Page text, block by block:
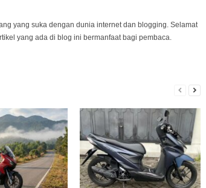
yang suka dengan dunia internet dan blogging. Selamat
yang ada di blog ini bermanfaat bagi pembaca.